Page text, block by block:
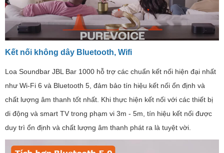
Kết nối không dây Bluetooth, Wifi
Loa Soundbar JBL Bar 1000 hỗ trợ các chuẩn kết nối hiện đại nhất
như Wi-Fi 6 và Bluetooth 5, đảm bảo tín hiệu kết nối ổn định và
chất lượng âm thanh tốt nhất. Khi thực hiện kết nối với các thiết bị
di động và smart TV trong phạm vi 3m - 5m, tín hiệu kết nối được
duy trì ổn định và chất lượng âm thanh phát ra là tuyệt vời.